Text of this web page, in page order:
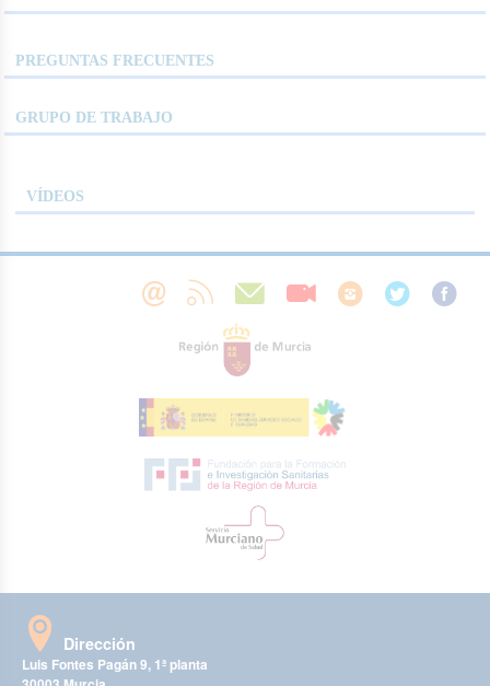
PREGUNTAS FRECUENTES
GRUPO DE TRABAJO
VÍDEOS
Dirección
Luis Fontes Pagán 9, 1ª planta